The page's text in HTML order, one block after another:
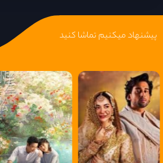
قسمت 25
قسمت 26
قسمت 27
پیشنهاد میکنیم تماشا کنید